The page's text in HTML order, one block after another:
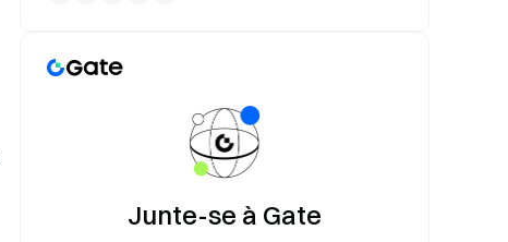
Junte-se à Gate